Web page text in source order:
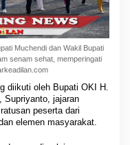
Muchendi dan Wakil Bupati
senam sehat, memperingati
diikuti oleh Bupati OKI H.
Supriyanto, jajaran
peserta dari
elemen masyarakat.